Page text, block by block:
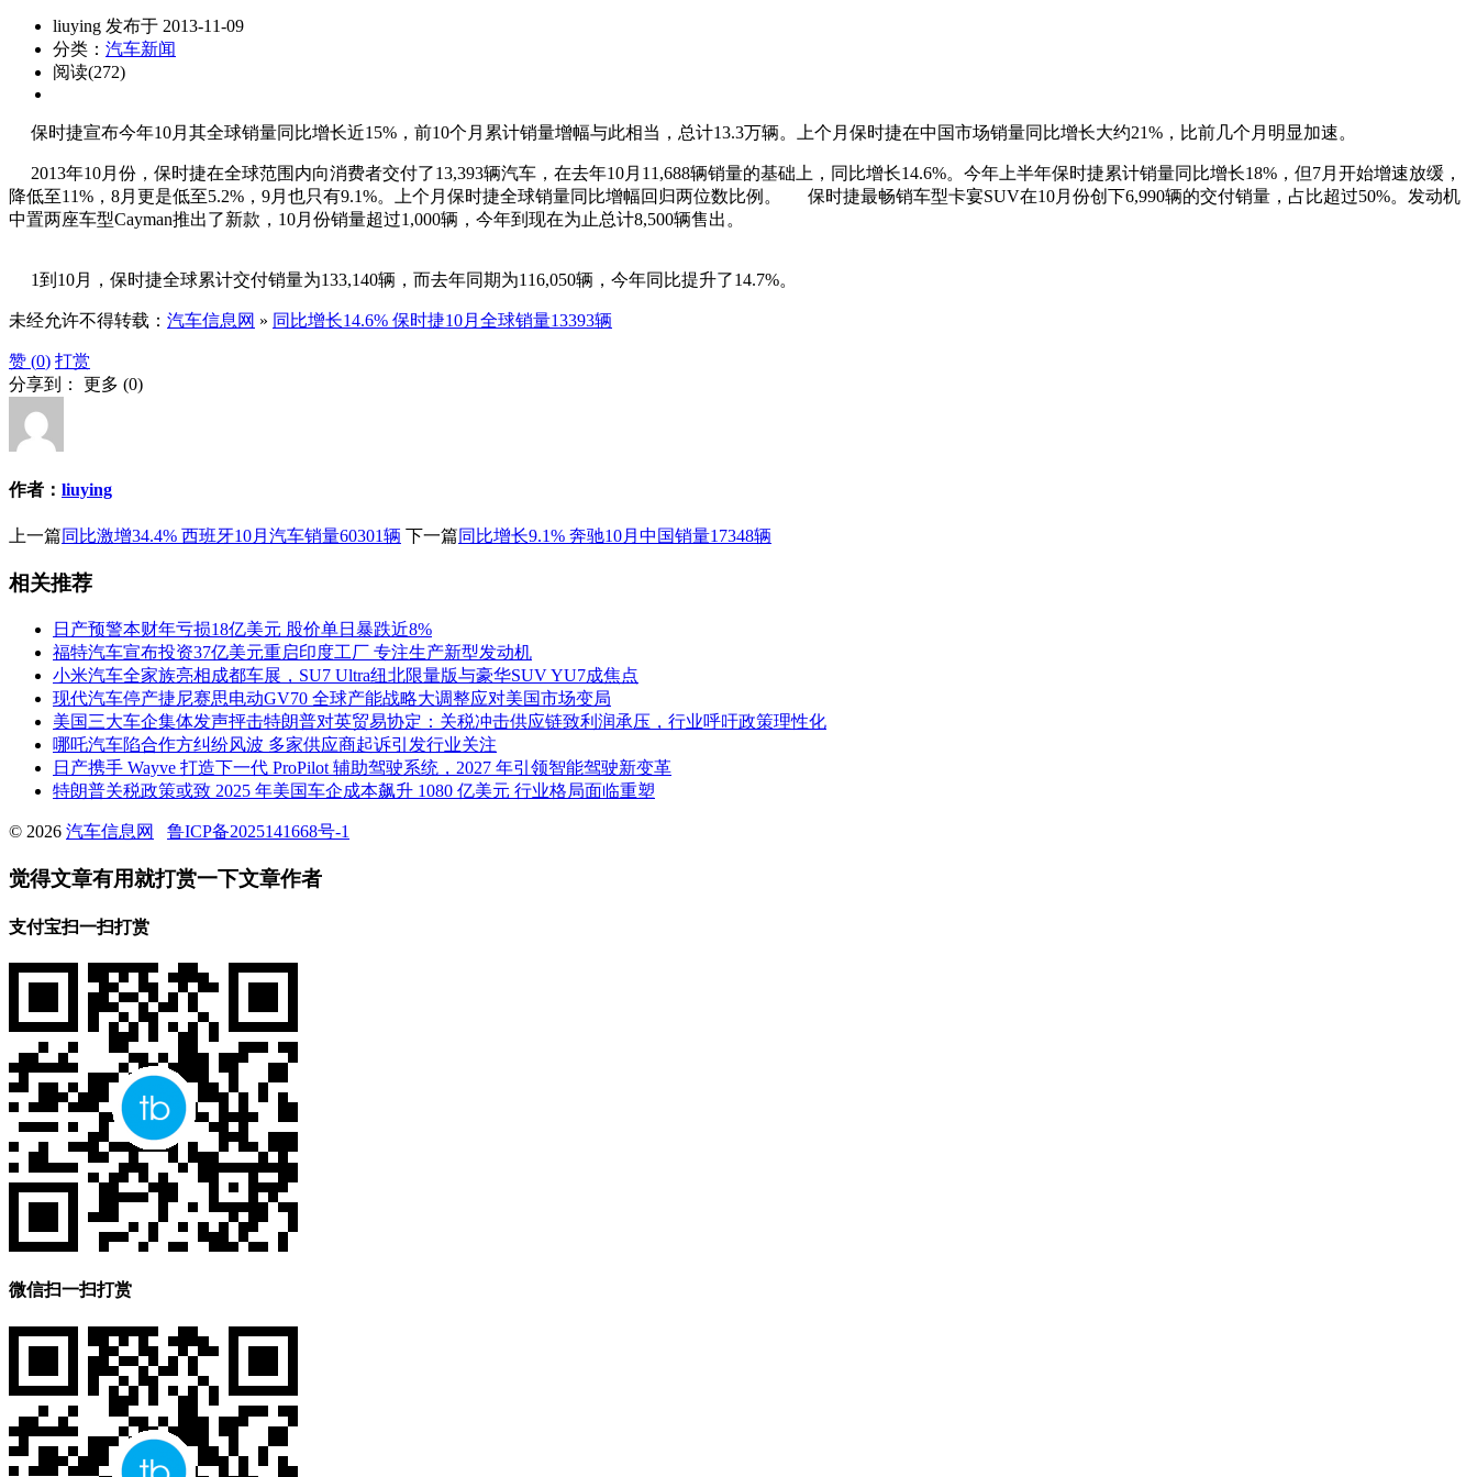
liuying 发布于 2013-11-09
分类： 汽车新闻
阅读(272)
保时捷宣布今年10月其全球销量同比增长近15%，前10个月累计销量增幅与此相当，总计13.3万辆。上个月保时捷在中国市场销量同比增长大约21%，比前几个月明显加速。
2013年10月份，保时捷在全球范围内向消费者交付了13,393辆汽车，在去年10月11,688辆销量的基础上，同比增长14.6%。今年上半年保时捷累计销量同比增长18%，但7月开始增速放缓，
降低至11%，8月更是低至5.2%，9月也只有9.1%。上个月保时捷全球销量同比增幅回归两位数比例。 保时捷最畅销车型卡宴SUV在10月份创下6,990辆的交付销量，占比超过50%。发动机
中置两座车型Cayman推出了新款，10月份销量超过1,000辆，今年到现在为止总计8,500辆售出。
1到10月，保时捷全球累计交付销量为133,140辆，而去年同期为116,050辆，今年同比提升了14.7%。
未经允许不得转载： 汽车信息网 » 同比增长14.6% 保时捷10月全球销量13393辆
赞 (0) 打赏
分享到： 更多 (0)
作者： liuying
上一篇同比激增34.4% 西班牙10月汽车销量60301辆 下一篇同比增长9.1% 奔驰10月中国销量17348辆
相关推荐
日产预警本财年亏损18亿美元 股价单日暴跌近8%
福特汽车宣布投资37亿美元重启印度工厂 专注生产新型发动机
小米汽车全家族亮相成都车展，SU7 Ultra纽北限量版与豪华SUV YU7成焦点
现代汽车停产捷尼赛思电动GV70 全球产能战略大调整应对美国市场变局
美国三大车企集体发声抨击特朗普对英贸易协定：关税冲击供应链致利润承压，行业呼吁政策理性化
哪吒汽车陷合作方纠纷风波 多家供应商起诉引发行业关注
日产携手 Wayve 打造下一代 ProPilot 辅助驾驶系统，2027 年引领智能驾驶新变革
特朗普关税政策或致 2025 年美国车企成本飙升 1080 亿美元 行业格局面临重塑
© 2026 汽车信息网 鲁ICP备2025141668号-1
觉得文章有用就打赏一下文章作者
支付宝扫一扫打赏
微信扫一扫打赏